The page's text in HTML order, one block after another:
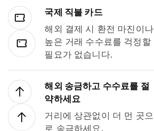
국제 직불 카드
해외 결제 시 환전 마진이나
높은 거래 수수료를 걱정할
필요가 없습니다.
해외 송금하고 수수료를 절
약하세요
거리에 상관없이 더 먼 곳으
로 송금하세요.